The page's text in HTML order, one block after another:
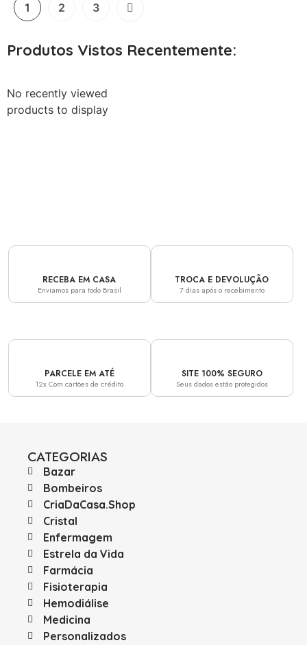
1 2 3
Produtos Vistos Recentemente:
No recently viewed
products to display
RECEBA EM CASA
Enviamos para todo Brasil
TROCA E DEVOLUÇÃO
7 dias após o recebimento
PARCELE EM ATÉ
12x Com cartões de crédito
SITE 100% SEGURO
Seus dados estão protegidos
CATEGORIAS
Bazar
Bombeiros
CriaDaCasa.Shop
Cristal
Enfermagem
Estrela da Vida
Farmácia
Fisioterapia
Hemodiálise
Medicina
Personalizados